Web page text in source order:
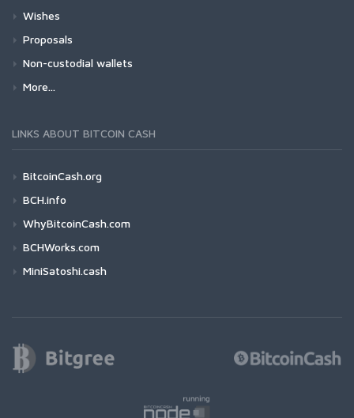
Wishes
Proposals
Non-custodial wallets
More...
LINKS ABOUT BITCOIN CASH
BitcoinCash.org
BCH.info
WhyBitcoinCash.com
BCHWorks.com
MiniSatoshi.cash